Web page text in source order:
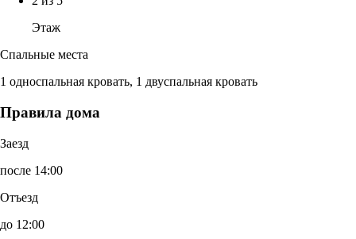
Этаж
Спальные места
1 односпальная кровать, 1 двуспальная кровать
Правила дома
Заезд
после 14:00
Отъезд
до 12:00